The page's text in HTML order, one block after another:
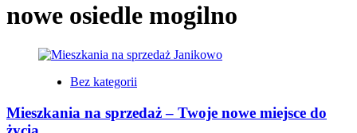
nowe osiedle mogilno
Bez kategorii
Mieszkania na sprzedaż – Twoje nowe miejsce do